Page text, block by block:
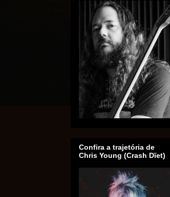
Confira a trajetória de
Chris Young (Crash Dïet)